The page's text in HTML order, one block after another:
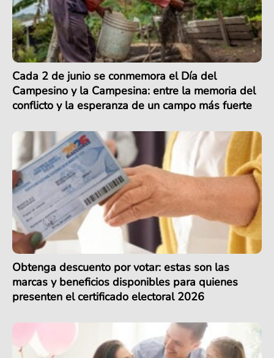
Cada 2 de junio se conmemora el Día del
Campesino y la Campesina: entre la memoria del
conflicto y la esperanza de un campo más fuerte
Obtenga descuento por votar: estas son las
marcas y beneficios disponibles para quienes
presenten el certificado electoral 2026